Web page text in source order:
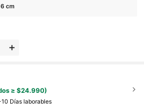
6 cm
≥ $24.990)
Días laborables